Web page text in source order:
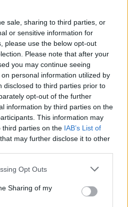
sale, sharing to third parties, or
or sensitive information for
please use the below opt-out
Please note that after your
you may continue seeing
personal information utilized by
disclosed to third parties prior to
opt-out of the further
information by third parties on the
This information may
third parties on the IAB’s List of
that may further disclose it to other
app uses one or more Google
behaviour. You may click to
and its third-party tags to
Opt Outs
Sharing of my
a Facebookon
Fermé
10 órája
kedvessége sem segít